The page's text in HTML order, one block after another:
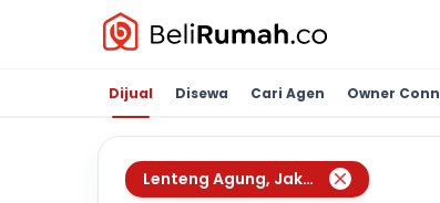
Dijual Disewa Cari Agen Owner
Lenteng Agung, Jakarta Selatan